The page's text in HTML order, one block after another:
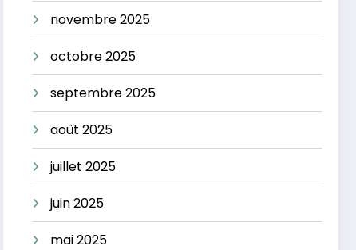
novembre 2025
octobre 2025
septembre 2025
août 2025
juillet 2025
juin 2025
mai 2025